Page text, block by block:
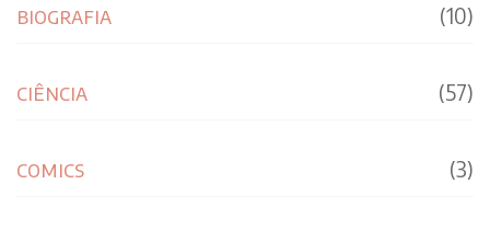
biografia (10)
ciência (57)
comics (3)